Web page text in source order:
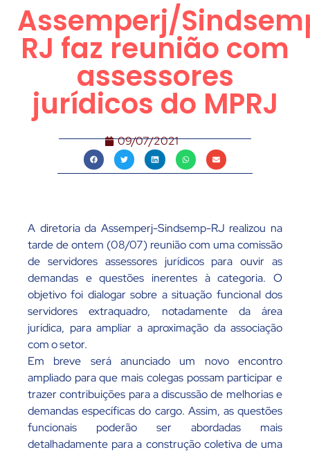
Assemperj/
RJ faz reunião com
assessores
jurídicos do MPRJ
09/07/2021
A diretoria da Assemperj-Sindsemp-RJ realizou na
tarde de ontem (08/07) reunião com uma comissão
de servidores assessores jurídicos para ouvir as
demandas e questões inerentes à categoria. O
objetivo foi dialogar sobre a situação funcional dos
servidores extraquadro, notadamente da área
jurídica, para ampliar a aproximação da associação
com o setor.
Em breve será anunciado um novo encontro
ampliado para que mais colegas possam participar e
trazer contribuições para a discussão de melhorias e
demandas específicas do cargo. Assim, as questões
funcionais poderão ser abordadas mais
detalhadamente para a construção coletiva de uma